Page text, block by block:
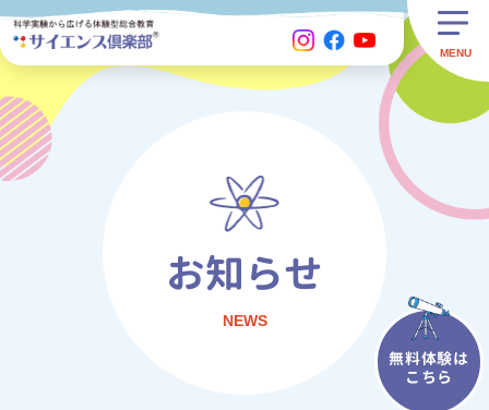
無料体験は
こちら
お知らせ
NEWS